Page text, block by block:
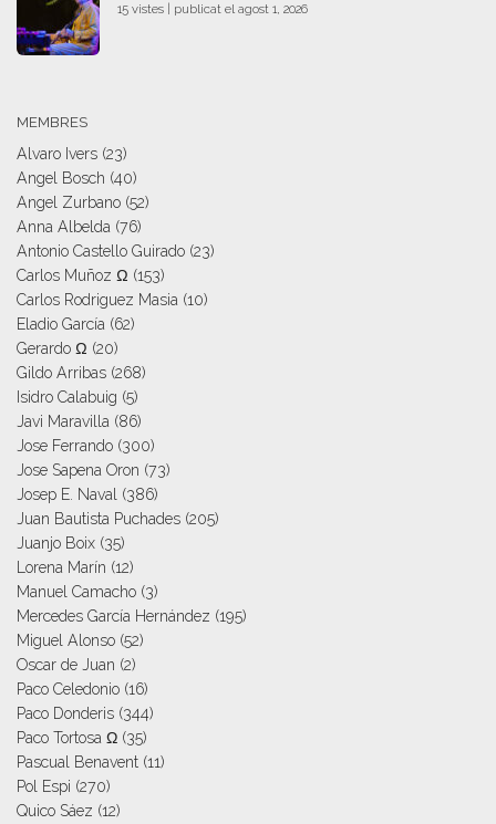
15 vistes publicat el agost 1, 2026
MEMBRES
Alvaro Ivers (23)
Angel Bosch (40)
Angel Zurbano (52)
Anna Albelda (76)
Antonio Castello Guirado (23)
Carlos Muñoz Ω (153)
Carlos Rodriguez Masia (10)
Eladio García (62)
Gerardo Ω (20)
Gildo Arribas (268)
Isidro Calabuig (5)
Javi Maravilla (86)
Jose Ferrando (300)
Jose Sapena Oron (73)
Josep E. Naval
(386)
Juan Bautista Puchades (205)
Juanjo Boix (35)
Lorena Marín (12)
Manuel Camacho (3)
Mercedes García Hernández (195)
Miguel Alonso (52)
Oscar de Juan (2)
Paco Celedonio (16)
Paco Donderis (344)
Paco Tortosa Ω (35)
Pascual Benavent (11)
Pol Espi (270)
Quico Sáez (12)